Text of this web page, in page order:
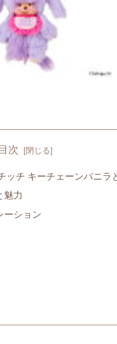
目次
ッチ キーチェーンバニラ
魅力
ーション